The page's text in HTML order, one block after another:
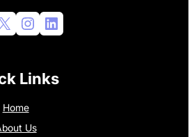
Instagram LinkedIn
Links
Home
Us